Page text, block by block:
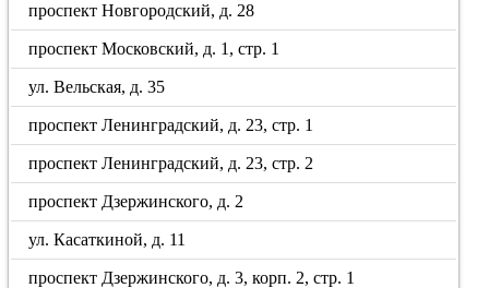
проспект Новгородский, д. 28
проспект Московский, д. 1, стр. 1
ул. Вельская, д. 35
проспект Ленинградский, д. 23, стр. 1
проспект Ленинградский, д. 23, стр. 2
проспект Дзержинского, д. 2
ул. Касаткиной, д. 11
проспект Дзержинского, д. 3, корп. 2, стр. 1